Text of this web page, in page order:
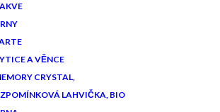
A VĚNCE
CRYSTAL,
LAHVIČKA, BIO